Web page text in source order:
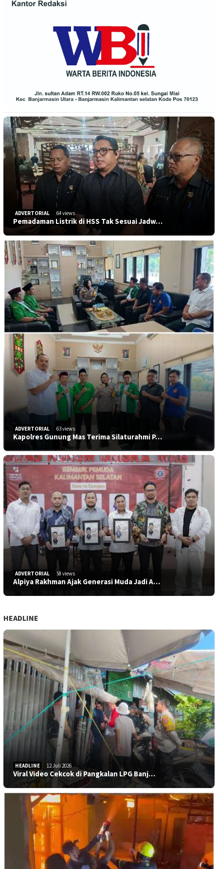
ADVERTORIAL 64 views
Pemadaman Listrik di HSS Tak Sesuai Jadw…
ADVERTORIAL 63 views
Kapolres Gunung Mas Terima Silaturahmi P…
ADVERTORIAL 58 views
Alpiya Rakhman Ajak Generasi Muda Jadi A…
HEADLINE
HEADLINE 12 Juli 2026
Viral Video Cekcok di Pangkalan LPG Banj…